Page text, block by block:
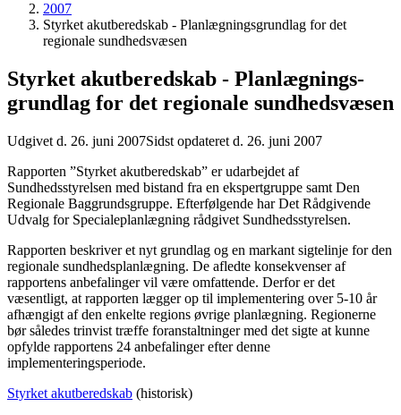
2007
Styrket akutberedskab - Planlægnings­grundlag for det
regionale sundhedsvæsen
Styrket akutberedskab - Planlægnings­
grundlag for det regionale sundhedsvæsen
Udgivet d. 26. juni 2007Sidst opdateret d. 26. juni 2007
Rapporten ”Styrket akutberedskab” er udarbejdet af
Sundhedsstyrelsen med bistand fra en ekspertgruppe samt Den
Regionale Baggrundsgruppe. Efterfølgende har Det Rådgivende
Udvalg for Specialeplanlægning rådgivet Sundhedsstyrelsen.
Rapporten beskriver et nyt grundlag og en markant sigtelinje for den
regionale sundhedsplanlægning. De afledte konsekvenser af
rapportens anbefalinger vil være omfattende. Derfor er det
væsentligt, at rapporten lægger op til implementering over 5-10 år
afhængigt af den enkelte regions øvrige planlægning. Regionerne
bør således trinvist træffe foranstaltninger med det sigte at kunne
opfylde rapportens 24 anbefalinger efter denne
implementeringsperiode.
Styrket akutberedskab (historisk)